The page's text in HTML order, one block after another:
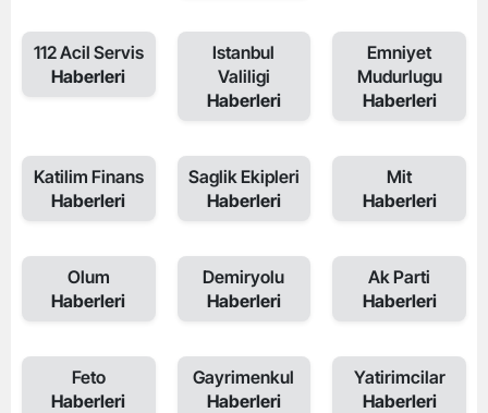
112 Acil Servis
Haberleri
Istanbul
Valiligi
Haberleri
Emniyet
Mudurlugu
Haberleri
Katilim Finans
Haberleri
Saglik Ekipleri
Haberleri
Mit
Haberleri
Olum
Haberleri
Demiryolu
Haberleri
Ak Parti
Haberleri
Feto
Haberleri
Gayrimenkul
Haberleri
Yatirimcilar
Haberleri